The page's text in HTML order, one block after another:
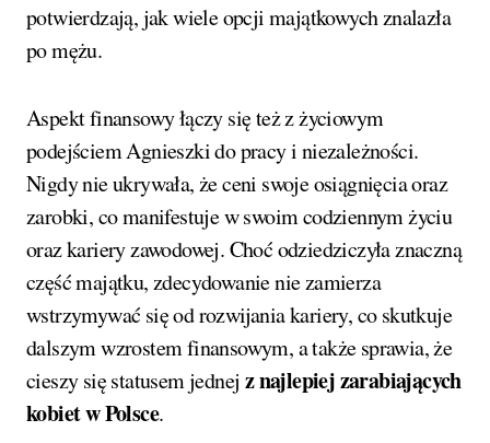
potwierdzają, jak wiele opcji majątkowych znalazła
po mężu.
Aspekt finansowy łączy się też z życiowym
podejściem Agnieszki do pracy i niezależności.
Nigdy nie ukrywała, że ceni swoje osiągnięcia oraz
zarobki, co manifestuje w swoim codziennym życiu
oraz kariery zawodowej. Choć odziedziczyła znaczną
część majątku, zdecydowanie nie zamierza
wstrzymywać się od rozwijania kariery, co skutkuje
dalszym wzrostem finansowym, a także sprawia, że
cieszy się statusem jednej z najlepiej zarabiających
kobiet w Polsce.